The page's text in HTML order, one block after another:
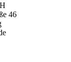
46